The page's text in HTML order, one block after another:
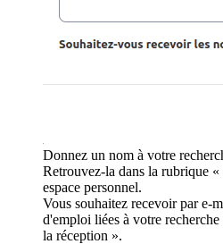
Donnez un nom à votre
Retrouvez-la dans la rubrique
espace personnel.
Vous souhaitez recevoir par e-
d'emploi liées à votre
la réception ».